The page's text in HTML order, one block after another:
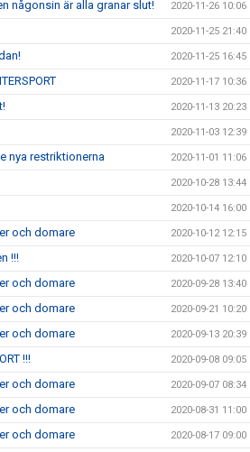
någonsin är alla granar slut! 2020-11-26 10:06
2020-11-25 21:40
2020-11-25 16:45
2020-11-17 10:36
2020-11-13 20:23
2020-11-03 12:39
nya restriktionerna 2020-11-01 11:06
2020-10-28 13:44
2020-10-14 16:00
och domare 2020-10-12 12:15
!!! 2020-10-07 12:10
och domare 2020-09-28 13:40
och domare 2020-09-21 10:20
och domare 2020-09-13 20:39
!!! 2020-09-08 09:05
och domare 2020-09-07 08:34
och domare 2020-08-31 11:00
och domare 2020-08-17 09:00